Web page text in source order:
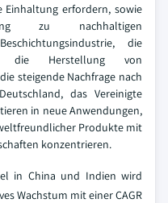
Einhaltung erfordern, sowie
zu nachhaltigen
die
die Herstellung von
steigende Nachfrage nach
das Vereinigte
in neue Anwendungen,
Produkte mit
konzentrieren.
in China und Indien wird
Wachstum mit einer CAGR